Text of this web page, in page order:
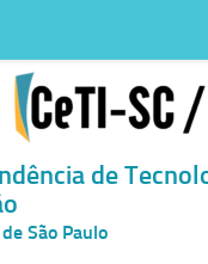
de TI
de
São Paulo